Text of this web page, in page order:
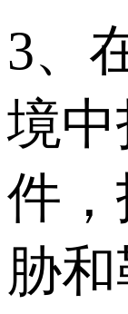
3、
境
件
胁和